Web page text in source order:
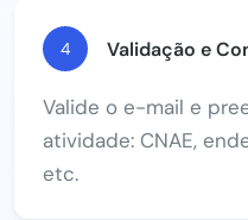
4 Validação e
Valide o e-mail e
atividade: CNAE,
etc.